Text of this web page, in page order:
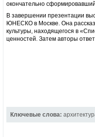
окончательно
В завершении презентации
ЮНЕСКО в Москве. Она
культуры, находящегося в
ценностей. Затем авторы
Ключевые слова: